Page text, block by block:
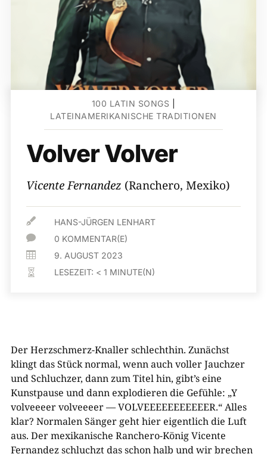
100 LATIN SONGS
LATEINAMERIKANISCHE TRADITIONEN
Volver Volver
Vicente Fernandez (Ranchero, Mexiko)
 HANS-JÜRGEN LENHART
 0 KOMMENTAR(E)
 9. AUGUST 2023
 LESEZEIT: < 1 MINUTE(N)
Der Herzschmerz-Knaller schlechthin. Zunächst
klingt das Stück normal, wenn auch voller Jauchzer
und Schluchzer, dann zum Titel hin, gibt’s eine
Kunstpause und dann explodieren die Gefühle: „Y
volveeeer volveeeer — VOLVEEEEEEEEEEER.“ Alles
klar? Normalen Sänger geht hier eigentlich die Luft
aus. Der mexikanische Ranchero-König Vicente
Fernandez schluchzt das schon halb und wir brechen